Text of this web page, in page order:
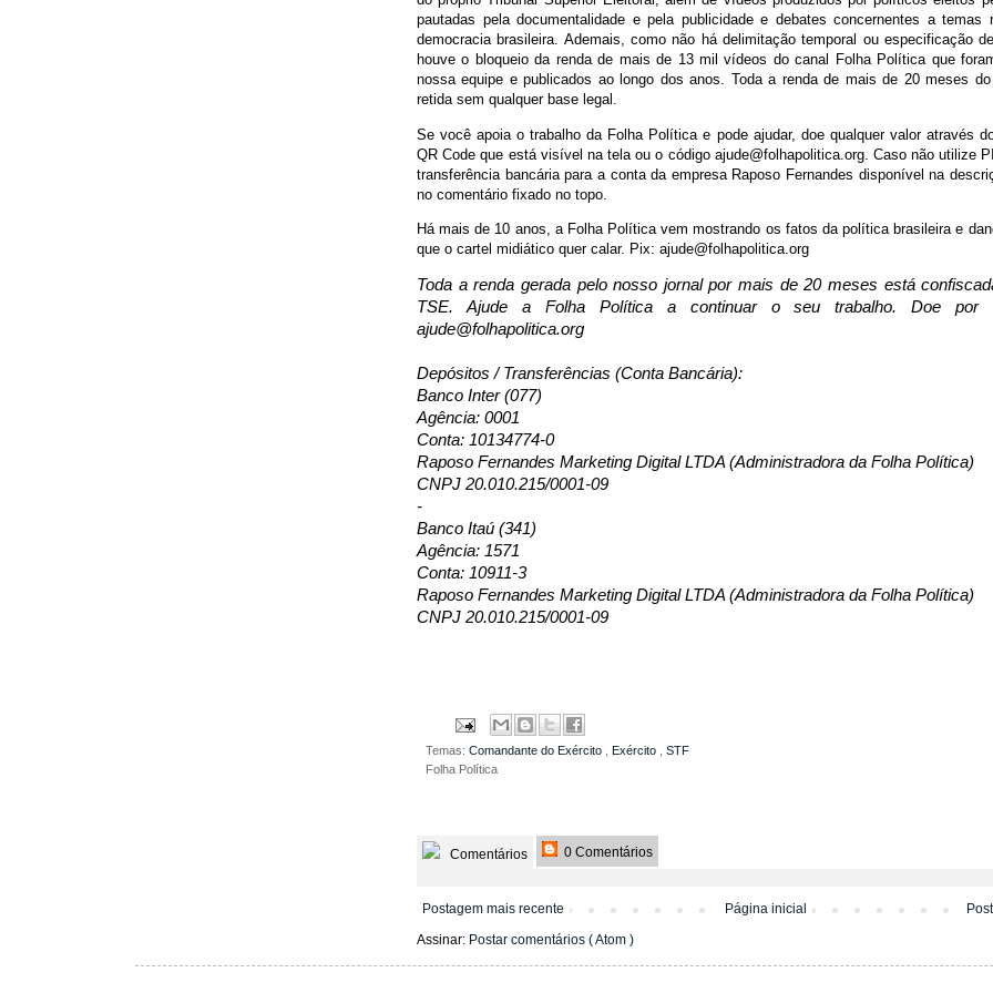
pautadas pela documentalidade e pela publicidade e debates concernentes a temas
democracia brasileira. Ademais, como não há delimitação temporal ou especificação
houve o bloqueio da renda de mais de 13 mil vídeos do canal Folha Política que
nossa equipe e publicados ao longo dos anos. Toda a renda de mais de 20 meses
retida sem qualquer base legal.
Se você apoia o trabalho da Folha Política e pode ajudar, doe qualquer valor através
QR Code que está visível na tela ou o código ajude@folhapolitica.org. Caso não utilize
transferência bancária para a conta da empresa Raposo Fernandes disponível na
no comentário fixado no topo.
Há mais de 10 anos, a Folha Política vem mostrando os fatos da política brasileira e
que o cartel midiático quer calar. Pix: ajude@folhapolitica.org
Toda a renda gerada pelo nosso jornal por mais de 20 meses está
TSE. Ajude a Folha Política a continuar o seu trabalho. Doe por
ajude@folhapolitica.org
Depósitos / Transferências (Conta Bancária):
Banco Inter (077)
Agência: 0001
Conta: 10134774-0
Raposo Fernandes Marketing Digital LTDA (Administradora da Folha Política)
CNPJ 20.010.215/0001-09
-
Banco Itaú (341)
Agência: 1571
Conta: 10911-3
Raposo Fernandes Marketing Digital LTDA (Administradora da Folha Política)
CNPJ 20.010.215/0001-09
Temas: Comandante do Exército Exército
STF
Folha Política
Comentários 0 Comentários
Postagem mais recente
Página inicial
Assinar: Postar comentários ( Atom )